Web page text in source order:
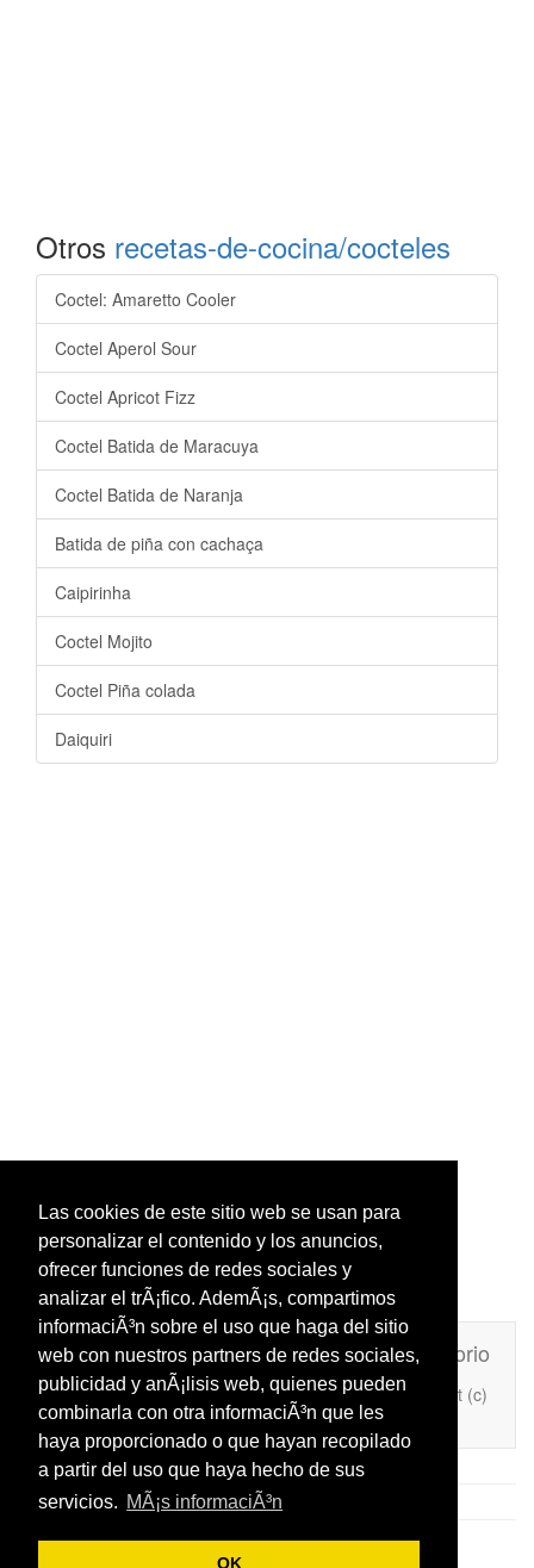
Las cookies de este sitio web se usan para
personalizar el contenido y los anuncios,
ofrecer funciones de redes sociales y
analizar el trÃ¡fico. AdemÃ¡s, compartimos
informaciÃ³n sobre el uso que haga del sitio
web con nuestros partners de redes sociales,
publicidad y anÃ¡lisis web, quienes pueden
combinarla con otra informaciÃ³n que les
haya proporcionado o que hayan recopilado
a partir del uso que haya hecho de sus
servicios. MÃ¡s informaciÃ³n
OK
Otros recetas-de-cocina/cocteles
Coctel: Amaretto Cooler
Coctel Aperol Sour
Coctel Apricot Fizz
Coctel Batida de Maracuya
Coctel Batida de Naranja
Batida de piña con cachaça
Caipirinha
Coctel Mojito
Coctel Piña colada
Daiquiri
Unafrasecelebre.com Contacto
Directorio
Añade Una Frase Célebre a tu web
Copyright (c)